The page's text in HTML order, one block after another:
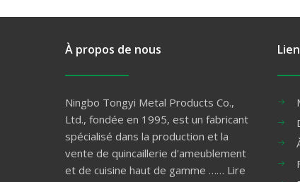
À propos de nous
Ningbo Tongyi Metal Products Co.,
Ltd., fondée en 1995, est un fabricant
spécialisé dans la production et la
vente de quincaillerie d'ameublement
et de cuisine haut de gamme …… Lire